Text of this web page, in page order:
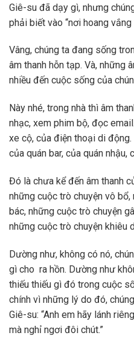
Giê-su đã dạy gì, nhưng
phải biết vào “nơi hoang vắng
Vâng, chúng ta đang sống
âm thanh hỗn tạp. Và, những
nhiều đến cuộc sống của
Này nhé, trong nhà thì âm
nhạc, xem phim bộ, đọc
xe cộ, của điện thoại di
của quán bar, của quán nhậu,
Đó là chưa kể đến âm thanh
những cuộc trò chuyện vô
bác, những cuộc trò chuyện
những cuộc trò chuyện khiêu
Dường như, không có nó,
gì cho ra hồn. Dường như
thiếu thiếu gì đó trong cuộc
chính vì những lý do đó,
Giê-su: “Anh em hãy lánh
mà nghỉ ngơi đôi chút.”